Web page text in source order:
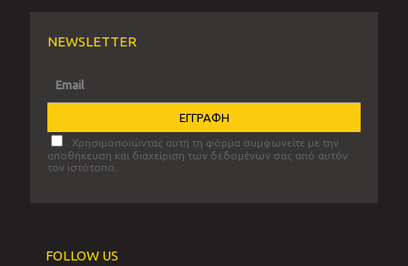
NEWSLETTER
Χρησιμοποιώντας αυτή τη φόρμα συμφωνείτε με την
αποθήκευση και διαχείριση των δεδομένων σας από αυτόν
τον ιστότοπο.
FOLLOW US